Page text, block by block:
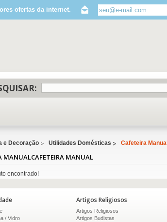
ofertas da internet.
e Decoração Utilidades Domésticas Cafeteira Manual
CAFETEIRA MANUAL
encontrado!
/ Vidro
Artigos Religiosos
Artigos Religiosos
Artigos Budistas